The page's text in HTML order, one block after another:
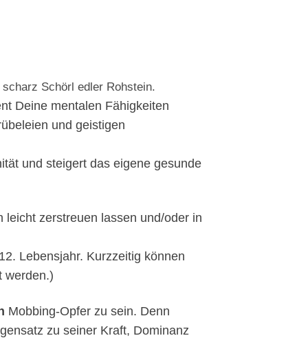
Deine mentalen Fähigkeiten
und geistigen
und steigert das eigene gesunde
leicht zerstreuen lassen und/oder in
Lebensjahr. Kurzzeitig können
werden.)
Mobbing-Opfer zu sein. Denn
zu seiner Kraft, Dominanz